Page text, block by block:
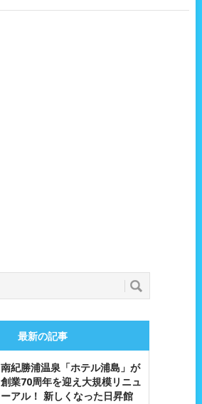
最新の記事
南紀勝浦温泉「ホテル浦島」が
創業70周年を迎え大規模リニュ
ーアル！ 新しくなった日昇館